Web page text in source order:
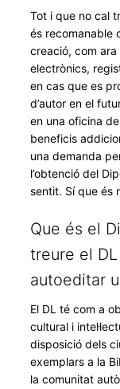
Tot i que no cal
és recomanable
creació, com
electrònics,
en cas que es
d’autor en el
en una oficina
beneficis
una demanda
l’obtenció del
sentit. Sí que és
Que és el
treure el
autoeditar
El DL té com a
cultural i
disposició dels
exemplars a la
la comunitat